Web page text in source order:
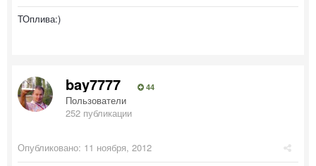
ТОплива:)
bay7777 44
Пользователи
252 публикации
Опубликовано: 11 ноября, 2012